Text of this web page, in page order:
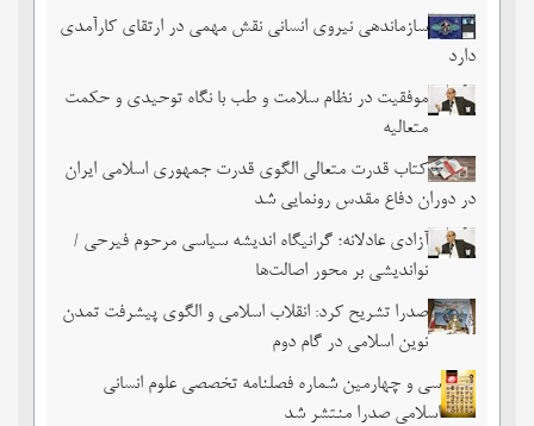
سازماندهی نیروی انسانی نقش مهمی در ارتقای کارآمدی
دارد
موفقیت در نظام سلامت و طب با نگاه توحیدی و حکمت
متعالیه
کتاب قدرت متعالی الگوی قدرت جمهوری اسلامی ایران
در دوران دفاع مقدس رونمایی شد
آزادی عادلانه؛ گرانیگاه اندیشه سیاسی مرحوم فیرحی /
نواندیشی بر محور اصالت‌ها
صدرا تشریح کرد: انقلاب اسلامی و الگوی پیشرفت تمدن
نوین اسلامی در گام دوم
سی و چهارمین شماره فصلنامه تخصصی علوم انسانی
اسلامی صدرا منتشر شد